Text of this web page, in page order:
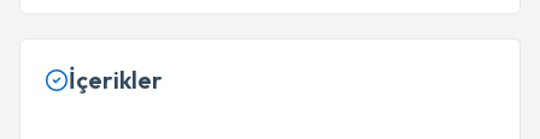
İçerikler